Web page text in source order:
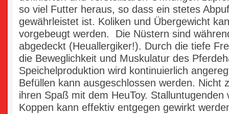
so viel Futter heraus, so dass ein stetes
gewährleistet ist. Koliken und Übergewicht
vorgebeugt werden. Die Nüstern sind
abgedeckt (Heuallergiker!). Durch die tiefe
die Beweglichkeit und Muskulatur des
Speichelproduktion wird kontinuierlich
Befüllen kann ausgeschlossen werden. Nicht
ihren Spaß mit dem HeuToy.
Koppen kann effektiv entgegen gewirkt